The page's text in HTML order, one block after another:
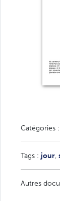
Catégories :
Tags : jour,
Autres